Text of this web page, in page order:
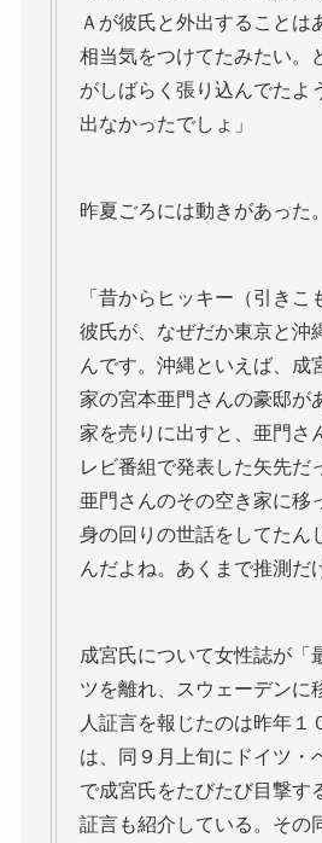
Ａが彼氏と外出することは
相当気をつけてたみたい。
がしばらく張り込んでたよ
出なかったでしょ」
昨夏ごろには動きがあった。
「昔からヒッキー（引きこ
彼氏が、なぜだか東京と沖
んです。沖縄といえば、成
家の宮本亜門さんの豪邸が
家を売りに出すと、亜門さ
レビ番組で発表した矢先だ
亜門さんのその空き家に移
身の回りの世話をしてたん
んだよね。あくまで推測だ
成宮氏について女性誌が「
ツを離れ、スウェーデンに
人証言を報じたのは昨年１
は、同９月上旬にドイツ・
で成宮氏をたびたび目撃す
証言も紹介している。その